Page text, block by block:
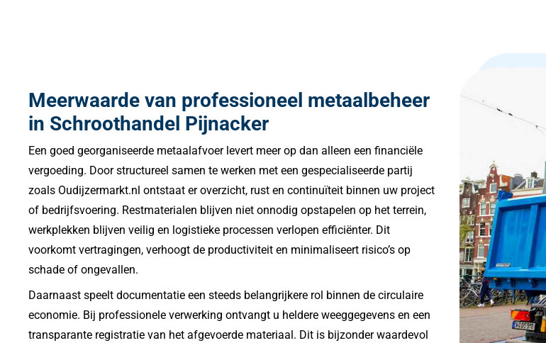
Meerwaarde van professioneel metaalbeheer
in Schroothandel Pijnacker
Een goed georganiseerde metaalafvoer levert meer op dan alleen een financiële
vergoeding. Door structureel samen te werken met een gespecialiseerde partij
zoals Oudijzermarkt.nl ontstaat er overzicht, rust en continuïteit binnen uw project
of bedrijfsvoering. Restmaterialen blijven niet onnodig opstapelen op het terrein,
werkplekken blijven veilig en logistieke processen verlopen efficiënter. Dit
voorkomt vertragingen, verhoogt de productiviteit en minimaliseert risico’s op
schade of ongevallen.
Daarnaast speelt documentatie een steeds belangrijkere rol binnen de circulaire
economie. Bij professionele verwerking ontvangt u heldere weeggegevens en een
transparante registratie van het afgevoerde materiaal. Dit is bijzonder waardevol